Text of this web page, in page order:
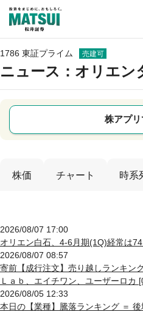
1786 東証プライム 売建可
ニュース ：オリエン
株アプ
株価 チャート 時系
2026/08/07 17:00
オリエン白石、4-6月期(1Q)経常は
2026/08/07 08:57
寄前【成行注文】売り越しランキン
Ｌａｂ、エイチワン、ユーザーロカ
2026/08/05 12:33
本日の【業種】騰落ランキング ＝